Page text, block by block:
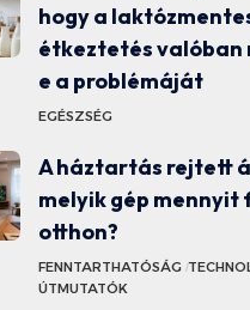
hogy a
étkeztetés valóban
e a problémáját
EGÉSZSÉG
A háztartás rejtett
melyik gép mennyit
otthon?
FENNTARTHATÓSÁG
ÚTMUTATÓK